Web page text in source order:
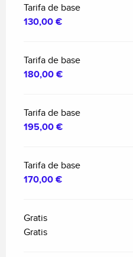
Tarifa de base
130,00 €
Tarifa de base
180,00 €
Tarifa de base
195,00 €
Tarifa de base
170,00 €
Gratis
Gratis